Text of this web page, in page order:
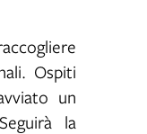
Ospiti
un
la